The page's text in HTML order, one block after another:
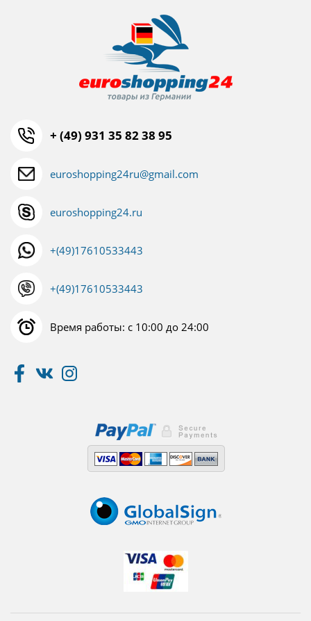
+ (49) 931 35 82 38 95
euroshopping24ru@gmail.com
euroshopping24.ru
+(49)17610533443
+(49)17610533443
Время работы: с 10:00 до 24:00